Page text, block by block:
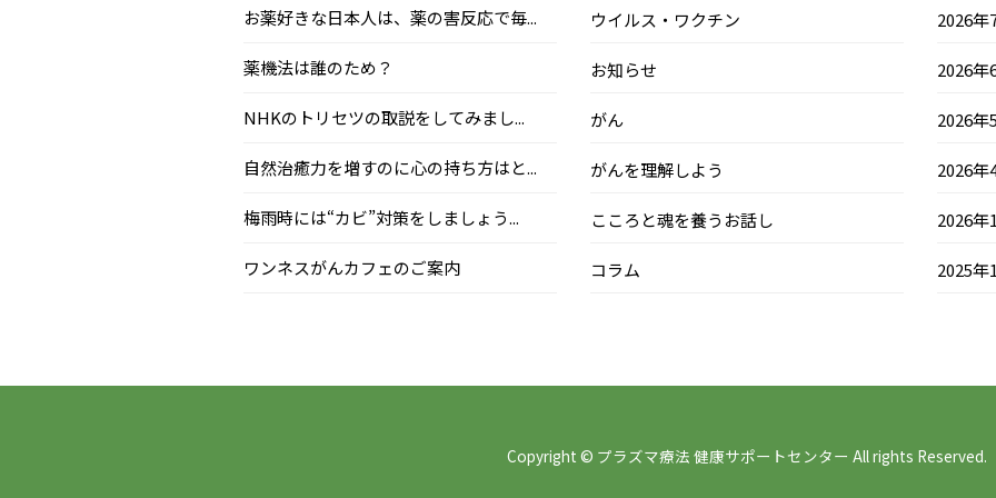
お薬好きな日本人は、薬の害反応で毎...
薬機法は誰のため？
NHKのトリセツの取説をしてみまし...
自然治癒力を増すのに心の持ち方はと...
梅雨時には“カビ”対策をしましょう...
ワンネスがんカフェのご案内
ウイルス・ワクチン
お知らせ
がん
がんを理解しよう
こころと魂を養うお話し
コラム
2026年
2026年
2026年
2026年
2026年
2025年
Copyright © プラズマ療法 健康サポートセンター All rights Reserved.